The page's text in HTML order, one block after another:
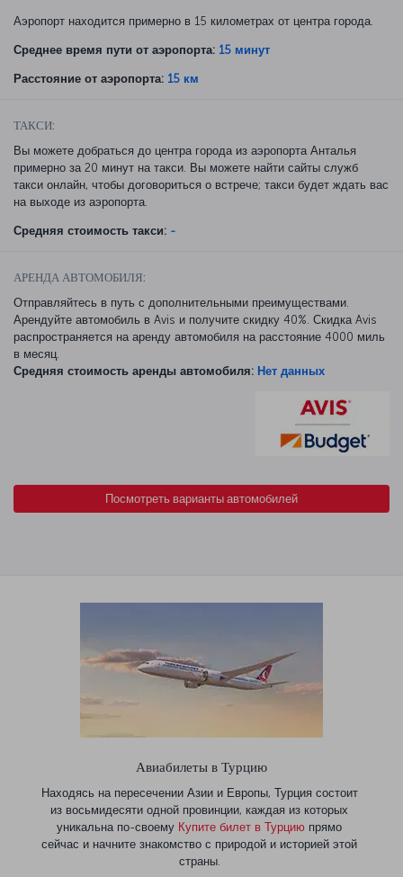
Аэропорт находится примерно в 15 километрах от центра города.
Среднее время пути от аэропорта: 15 минут
Расстояние от аэропорта: 15 км
ТАКСИ:
Вы можете добраться до центра города из аэропорта Анталья
примерно за 20 минут на такси. Вы можете найти сайты служб
такси онлайн, чтобы договориться о встрече; такси будет ждать вас
на выходе из аэропорта.
Средняя стоимость такси: -
АРЕНДА АВТОМОБИЛЯ:
Отправляйтесь в путь с дополнительными преимуществами.
Арендуйте автомобиль в Avis и получите скидку 40%. Скидка Avis
распространяется на аренду автомобиля на расстояние 4000 миль
в месяц.
Средняя стоимость аренды автомобиля: Нет данных
Посмотреть варианты автомобилей
Авиабилеты в Турцию
Находясь на пересечении Азии и Европы, Турция состоит
из восьмидесяти одной провинции, каждая из которых
уникальна по-своему Купите билет в Турцию прямо
сейчас и начните знакомство с природой и историей этой
страны.